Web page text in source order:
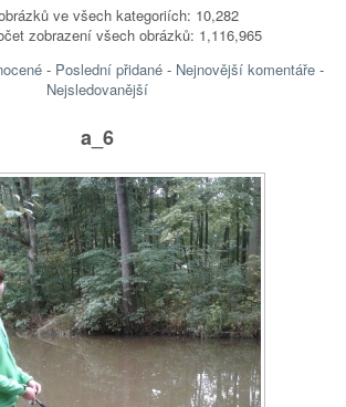
ve všech kategoriích: 10,282
zobrazení všech obrázků: 1,116,965
- Poslední přidané- Nejnovější komentáře-
Nejsledovanější
a_6